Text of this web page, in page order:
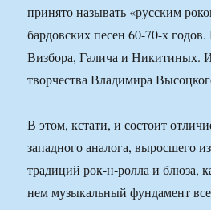
принято называть «русским
бардовских песен 60-70-х
Визбора, Галича и Никитиных.
творчества Владимира
В этом, кстати, и состоит
западного аналога, выросшего
традиций рок-н-ролла и блюза,
нем музыкальный фундамент